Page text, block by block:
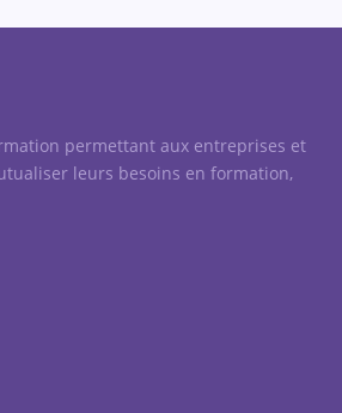
permettant aux entreprises et
leurs besoins en formation,